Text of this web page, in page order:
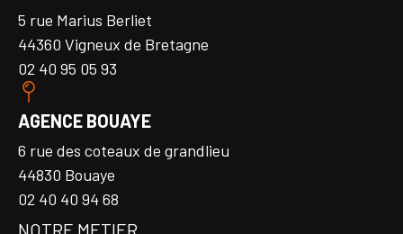
5 rue Marius Berliet
44360 Vigneux de Bretagne
02 40 95 05 93
AGENCE BOUAYE
6 rue des coteaux de grandlieu
44830 Bouaye
02 40 40 94 68